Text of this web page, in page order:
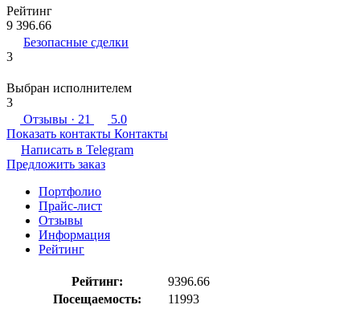
Рейтинг
9 396.66
Безопасные сделки
3
Выбран исполнителем
3
Отзывы · 21
5.0
Показать контакты Контакты
Написать в Telegram
Предложить заказ
Портфолио
Прайс-лист
Отзывы
Информация
Рейтинг
Рейтинг:
9396.66
Посещаемость:
11993